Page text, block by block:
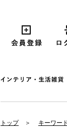
トップ キーワー